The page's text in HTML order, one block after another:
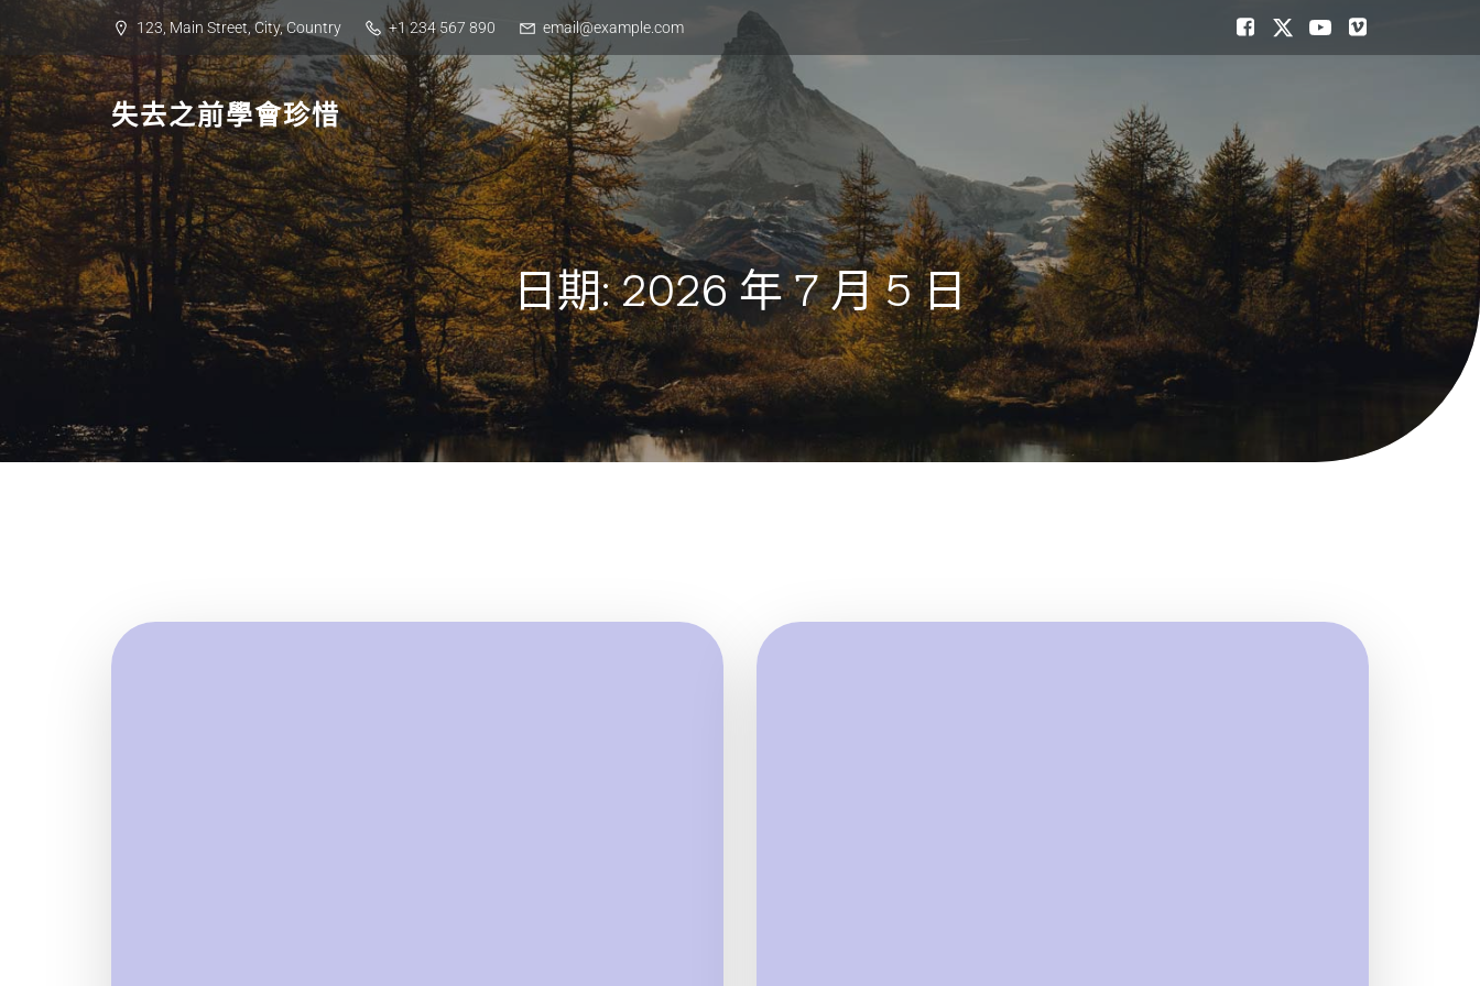
content
123, Main Street, City, Country +1 234 567 890 email@example.com
失去之前學會珍惜
日期:2026 年 7 月 5 日